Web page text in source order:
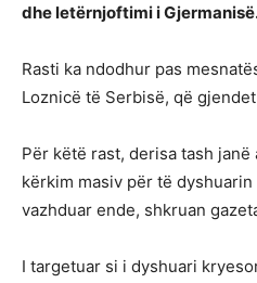
dhe letërnjoftimi i
Rasti ka ndodhur pas
Loznicë të Serbisë, që
Për këtë rast, derisa tash
kërkim masiv për të
vazhduar ende, shkruan
I targetuar si i dyshuari